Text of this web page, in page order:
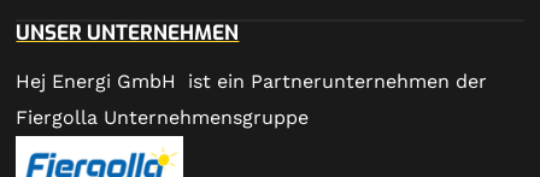
UNSER UNTERNEHMEN
Hej Energi GmbH ist ein Partnerunternehmen der
Fiergolla Unternehmensgruppe